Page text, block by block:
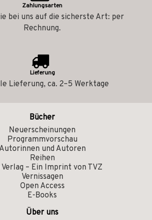
Zahlungsarten
bei uns auf die sicherste Art: per
Rechnung.
Lieferung
Lieferung, ca. 2–5 Werktage
Bücher
Neuerscheinungen
Programmvorschau
Autorinnen und Autoren
Reihen
Verlag – Ein Imprint von TVZ
Vernissagen
Open Access
E-Books
Über uns